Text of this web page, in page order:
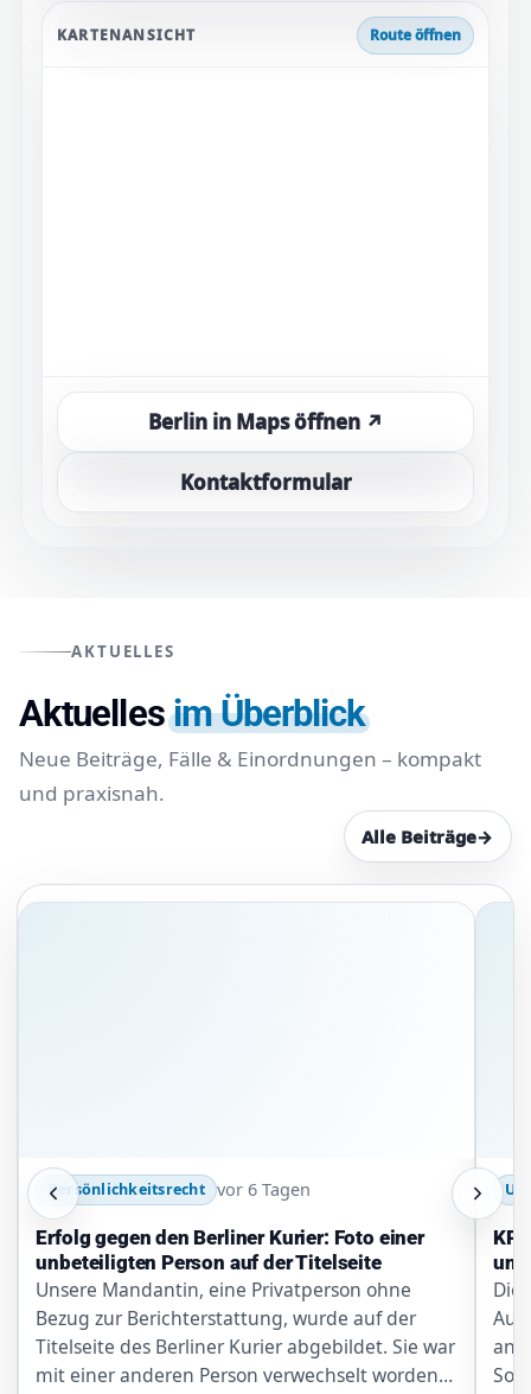
KARTENANSICHT Route öffnen
Berlin in Maps öffnen ↗
Kontaktformular
AKTUELLES
Aktuellesim Überblick
Neue Beiträge, Fälle & Einordnungen – kompakt
und praxisnah.
Alle Beiträge→
Persönlichkeitsrecht vor 6 Tagen
Erfolg gegen den Berliner Kurier: Foto einer
unbeteiligten Person auf der Titelseite
Unsere Mandantin, eine Privatperson ohne
Bezug zur Berichterstattung, wurde auf der
Titelseite des Berliner Kurier abgebildet. Sie war
mit einer anderen Person verwechselt worden.
Die